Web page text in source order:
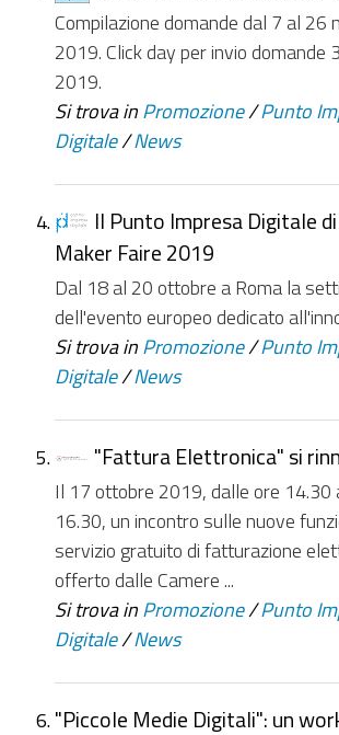
Compilazione domande dal 7 al 26
2019. Click day per invio domande
2019.
Si trova in Promozione /Punto
Digitale /News
Il Punto Impresa Digitale
Maker Faire 2019
Dal 18 al 20 ottobre a Roma la
dell'evento europeo dedicato
Si trova in Promozione /Punto
Digitale /News
"Fattura Elettronica" si
Il 17 ottobre 2019, dalle ore 14.30
16.30, un incontro sulle nuove
servizio gratuito di fatturazione
offerto dalle Camere ...
Si trova in Promozione /Punto
Digitale /News
"Piccole Medie Digitali": un